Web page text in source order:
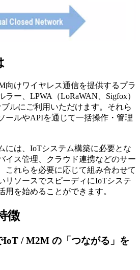
向けワイヤレス通信を提供するプラ
ー、LPWA（LoRaWAN、Sigfox）
ルにご利用いただけます。それら
ールやAPIを通じて一括操作・管理
には、IoTシステム構築に必要とな
イス管理、クラウド連携などのサー
これらを必要に応じて組み合わせて
リソースでスピーディにIoTシステ
用を始めることができます。
徴
IoT / M2M の「つながる」を